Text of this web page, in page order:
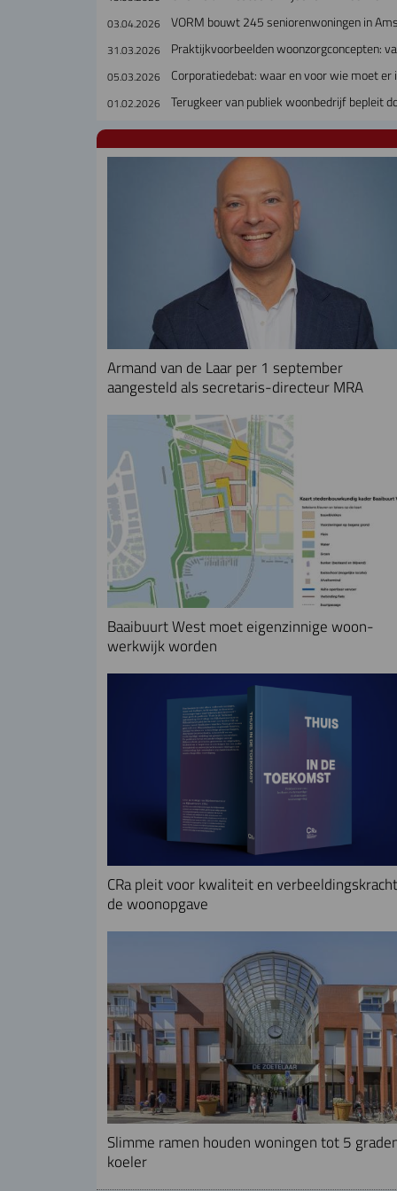
03.04.2026 VORM bouwt 245 seniorenwoningen in
31.03.2026 Praktijkvoorbeelden woonzorgconcepten:
05.03.2026 Corporatiedebat: waar en voor wie moet er
01.02.2026 Terugkeer van publiek woonbedrijf bepleit
Armand van de Laar per 1 september
aangesteld als secretaris-directeur MRA
Baaibuurt West moet eigenzinnige woon-
werkwijk worden
CRa pleit voor kwaliteit en
de woonopgave
Slimme ramen houden woningen tot 5
koeler